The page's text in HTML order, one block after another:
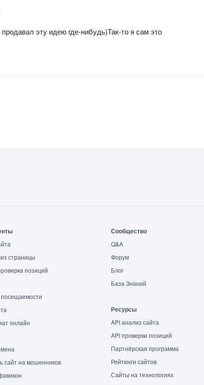
эту идею где-нибудь)Так-то я сам это
страницы
позиций
онлайн
сайт на мошенников
Сообщество
Q&A
Форум
Блог
База Знаний
Ресурсы
API анализ сайта
API проверки позиций
Партнёрская программа
Рейтинги сайтов
Сайты на технологиях